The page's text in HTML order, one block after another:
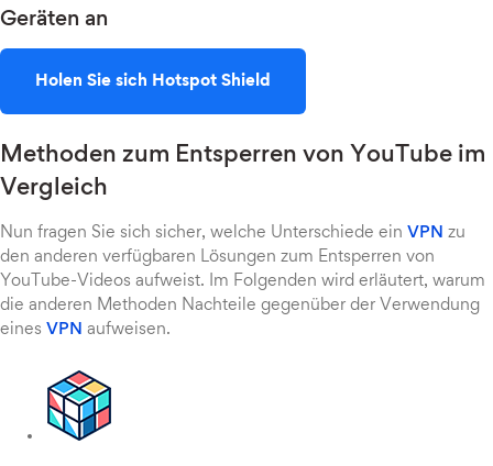
Geräten an
Holen Sie sich Hotspot Shield
Methoden zum Entsperren von YouTube im
Vergleich
Nun fragen Sie sich sicher, welche Unterschiede ein VPN zu
den anderen verfügbaren Lösungen zum Entsperren von
YouTube-Videos aufweist. Im Folgenden wird erläutert, warum
die anderen Methoden Nachteile gegenüber der Verwendung
eines VPN aufweisen.